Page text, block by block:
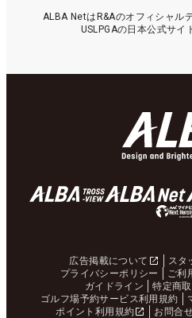
ALBA NetはR&Aのオフィシャル
USLPGAの日本公式サイ
広告掲載について スタ
プライバシーポリシー
ご利
ガイドライン
特定商
ゴルフ場予約サービス利用規約
ポイント利用規約
お問合